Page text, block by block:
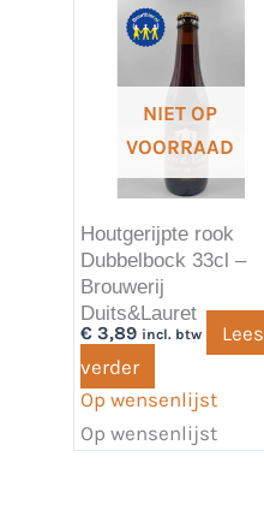
NIET OP
VOORRAAD
Houtgerijpte rook
Dubbelbock 33cl –
Brouwerij
Duits&Lauret
€ 3,89 incl. btw
Lees
verder
Op wensenlijst
Op wensenlijst